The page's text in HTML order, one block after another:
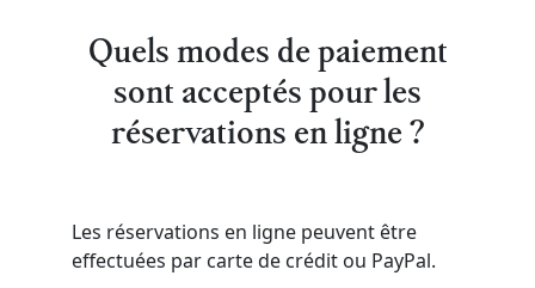
Quels modes de paiement
sont acceptés pour les
réservations en ligne ?
Les réservations en ligne peuvent être
effectuées par carte de crédit ou PayPal.